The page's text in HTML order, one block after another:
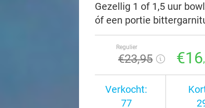
Gezellig 1 of 1,5 uur
óf een portie
Regulier
€23,95 €16
Verkocht:
77